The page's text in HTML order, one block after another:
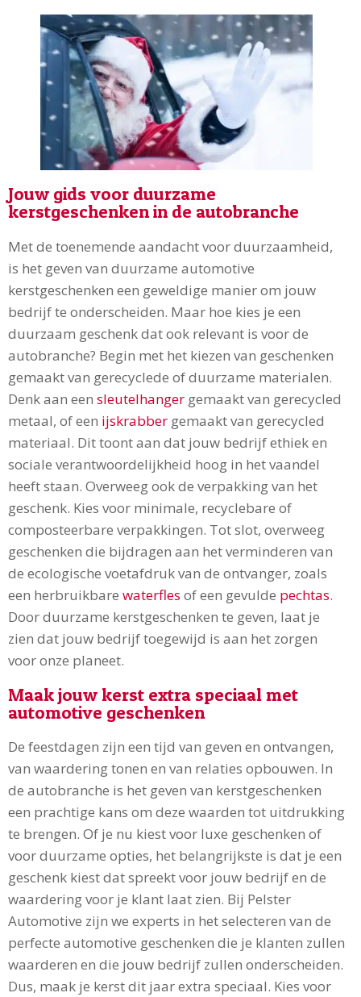
Jouw gids voor duurzame
kerstgeschenken in de autobranche
Met de toenemende aandacht voor duurzaamheid,
is het geven van duurzame automotive
kerstgeschenken een geweldige manier om jouw
bedrijf te onderscheiden. Maar hoe kies je een
duurzaam geschenk dat ook relevant is voor de
autobranche? Begin met het kiezen van geschenken
gemaakt van gerecyclede of duurzame materialen.
Denk aan een sleutelhanger gemaakt van gerecycled
metaal, of een ijskrabber gemaakt van gerecycled
materiaal. Dit toont aan dat jouw bedrijf ethiek en
sociale verantwoordelijkheid hoog in het vaandel
heeft staan. Overweeg ook de verpakking van het
geschenk. Kies voor minimale, recyclebare of
composteerbare verpakkingen. Tot slot, overweeg
geschenken die bijdragen aan het verminderen van
de ecologische voetafdruk van de ontvanger, zoals
een herbruikbare waterfles of een gevulde pechtas.
Door duurzame kerstgeschenken te geven, laat je
zien dat jouw bedrijf toegewijd is aan het zorgen
voor onze planeet.
Maak jouw kerst extra speciaal met
automotive geschenken
De feestdagen zijn een tijd van geven en ontvangen,
van waardering tonen en van relaties opbouwen. In
de autobranche is het geven van kerstgeschenken
een prachtige kans om deze waarden tot uitdrukking
te brengen. Of je nu kiest voor luxe geschenken of
voor duurzame opties, het belangrijkste is dat je een
geschenk kiest dat spreekt voor jouw bedrijf en de
waardering voor je klant laat zien. Bij Pelster
Automotive zijn we experts in het selecteren van de
perfecte automotive geschenken die je klanten zullen
waarderen en die jouw bedrijf zullen onderscheiden.
Dus, maak je kerst dit jaar extra speciaal. Kies voor